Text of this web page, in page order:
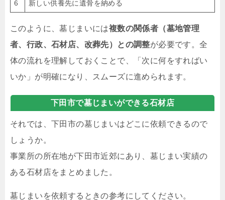
6 新しい供養先に遺骨を納める
このように、墓じまいには複数の関係者（墓地管理
者、行政、石材店、改葬先）との調整が必要です。全
体の流れを理解しておくことで、「次に何をすればい
いか」が明確になり、スムーズに進められます。
下田市で墓じまいができる石材店
それでは、下田市の墓じまいはどこに依頼できるので
しょうか。
事業所の所在地が下田市近郊にあり、墓じまい実績の
ある石材店をまとめました。
墓じまいを依頼するときの参考にしてください。